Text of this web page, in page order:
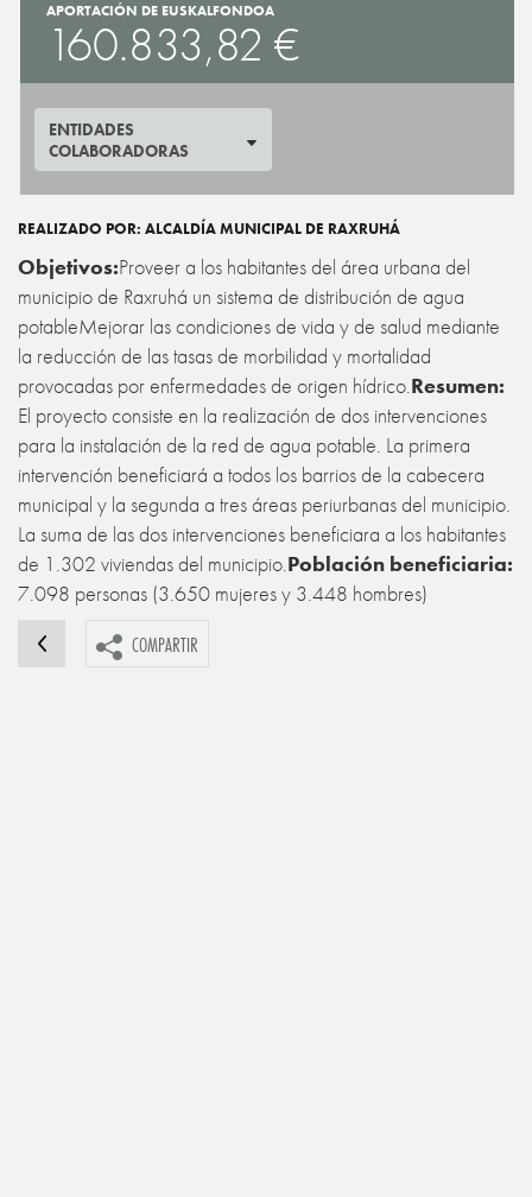
APORTACIÓN DE EUSKALFONDOA
160.833,82 €
ENTIDADES
COLABORADORAS
REALIZADO POR: ALCALDÍA MUNICIPAL DE RAXRUHÁ
Objetivos:Proveer a los habitantes del área urbana del
municipio de Raxruhá un sistema de distribución de agua
potableMejorar las condiciones de vida y de salud mediante
la reducción de las tasas de morbilidad y mortalidad
provocadas por enfermedades de origen hídrico.Resumen:
El proyecto consiste en la realización de dos intervenciones
para la instalación de la red de agua potable. La primera
intervención beneficiará a todos los barrios de la cabecera
municipal y la segunda a tres áreas periurbanas del municipio.
La suma de las dos intervenciones beneficiara a los habitantes
de 1.302 viviendas del municipio.Población beneficiaria:
7.098 personas (3.650 mujeres y 3.448 hombres)
COMPARTIR